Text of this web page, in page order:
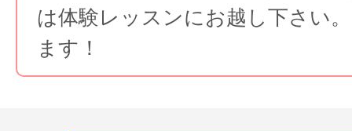
は体験レッスンにお越し下さい
ます！